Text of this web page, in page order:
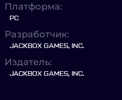
Платформа:
PC
Разработчик:
JACKBOX GAMES, INC.
Издатель:
JACKBOX GAMES, INC.